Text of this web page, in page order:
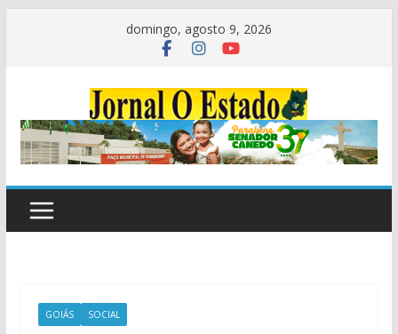
domingo, agosto 9, 2026
GOIÁS SOCIAL